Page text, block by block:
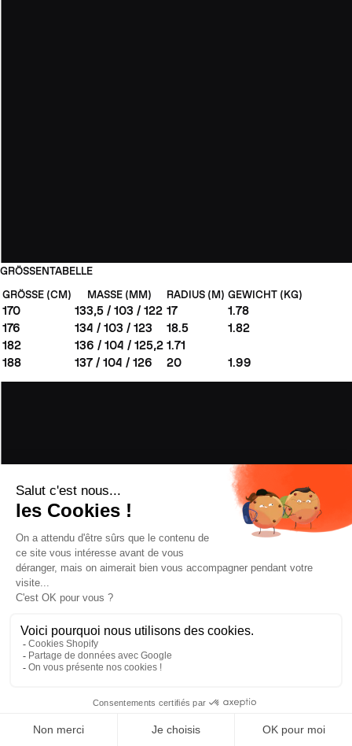
GRÖSSENTABELLE
GRÖSSE (CM)
MASSE (MM) RADIUS (M) GEWICHT (KG)
170 133,5 / 103 / 122 17
1.78
176
134 / 103 / 123 18.5
1.82
182
136 / 104 / 125,2 1.71
188
137 / 104 / 126 20 1.99